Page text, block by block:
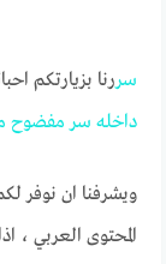
سررنا بزيارتكم
داخله سر مفضوح
ويشرفنا ان نوفر
المحتوى العربي ،